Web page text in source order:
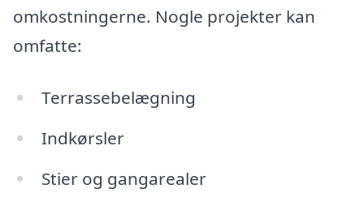
omkostningerne. Nogle projekter kan
omfatte:
Terrassebelægning
Indkørsler
Stier og gangarealer